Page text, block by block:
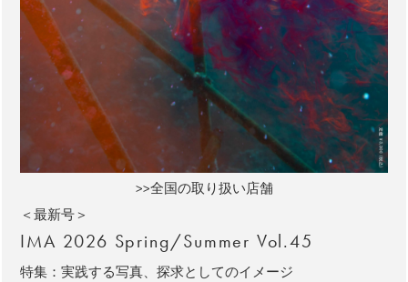
>>全国の取り扱い店舗
＜最新号＞
IMA 2026 Spring/Summer Vol.45
特集：実践する写真、探求としてのイメージ